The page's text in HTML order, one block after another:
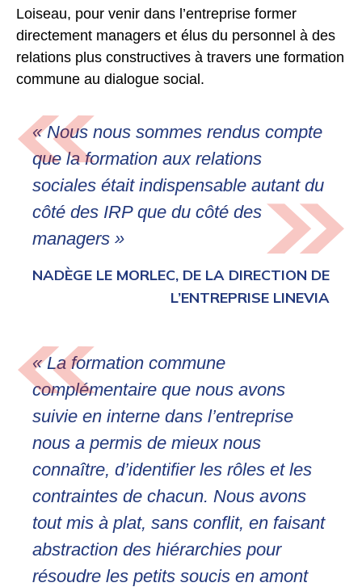
Loiseau, pour venir dans l’entreprise former
directement managers et élus du personnel à des
relations plus constructives à travers une formation
commune au dialogue social.
« Nous nous sommes rendus compte
que la formation aux relations
sociales était indispensable autant du
côté des IRP que du côté des
managers »
NADÈGE LE MORLEC, DE LA DIRECTION DE
L’ENTREPRISE LINEVIA
« La formation commune
complémentaire que nous avons
suivie en interne dans l’entreprise
nous a permis de mieux nous
connaître, d’identifier les rôles et les
contraintes de chacun. Nous avons
tout mis à plat, sans conflit, en faisant
abstraction des hiérarchies pour
résoudre les petits soucis en amont